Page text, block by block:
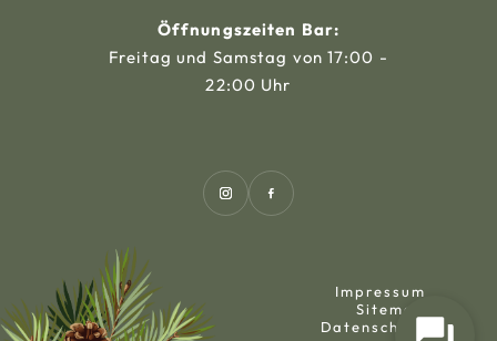
Öffnungszeiten Bar:
Freitag und Samstag von 17:00 -
22:00 Uhr
Impressum
Sitemap
Datenschutz